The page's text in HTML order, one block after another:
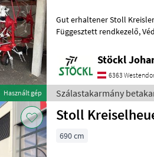
Használt gép
Gut erhaltener Stoll Kreisler Z555 hydro, mit
Függesztett rendkezelő,
Stöckl
6363
Szálastakarmány
Stoll
690 cm